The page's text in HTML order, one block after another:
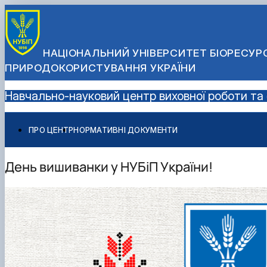
НАЦІОНАЛЬНИЙ УНІВЕРСИТЕТ
ПРИРОДОКОРИСТУВАННЯ УКРАЇНИ
Навчально-науковий центр виховної роботи та
ПРО ЦЕНТРНОРМАТИВНІ ДОКУМЕНТИ
День вишиванки у НУБіП України!